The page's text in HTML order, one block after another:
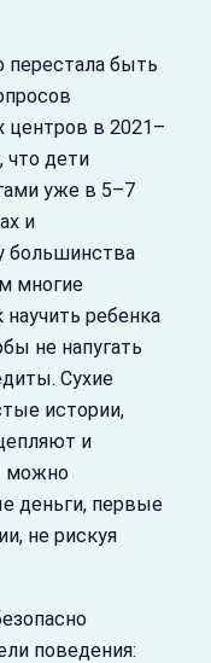
перестала быть
центров в 2021–
что дети
уже в 5–7
и
большинства
многие
ребенка
не напугать
Сухие
истории,
и
можно
деньги, первые
не рискуя
поведения: